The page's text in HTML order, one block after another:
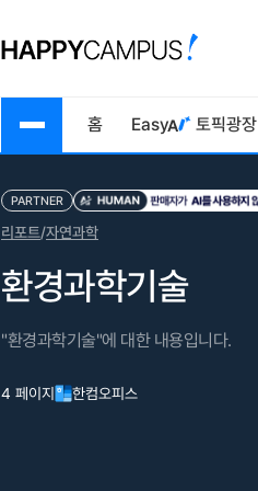
홈 Easy 토픽광장
PARTNER
리포트/자연과학
환경과학기술
"환경과학기술"에 대한 내용입니다.
4 페이지 한컴오피스